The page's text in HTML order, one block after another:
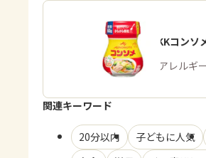
「味の素KKコンソ
商品・アレルギ
関連キーワード
20分以内 子どもに人気